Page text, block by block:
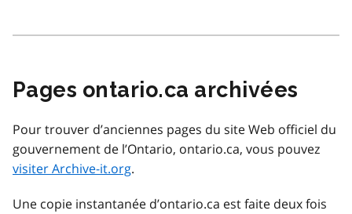
Pages ontario.ca archivées
Pour trouver d’anciennes pages du site Web officiel du
gouvernement de l’Ontario, ontario.ca, vous pouvez
visiter Archive-it.org.
Une copie instantanée d’ontario.ca est faite deux fois